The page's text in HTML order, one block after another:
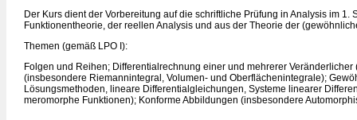
Der Kurs dient der Vorbereitung auf die schriftliche Prüfung in Analysis im
Funktionentheorie, der reellen Analysis und aus der Theorie der
Themen (gemäß LPO I):
Folgen und Reihen; Differentialrechnung einer und mehrerer
(insbesondere Riemannintegral, Volumen- und Oberflächenintegrale);
Lösungsmethoden, lineare Differentialgleichungen, Systeme linearer
meromorphe Funktionen); Konforme Abbildungen (insbesondere